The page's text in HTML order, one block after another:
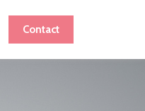
Contact